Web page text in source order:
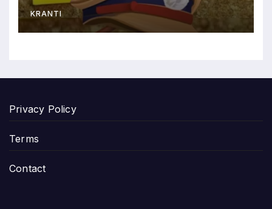
KRANTI
Privacy Policy
Terms
Contact